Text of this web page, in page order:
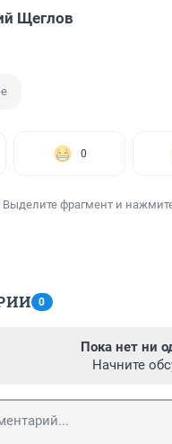
Щеглов
0
Выделите фрагмент и
0
Пока нет ни
Начните